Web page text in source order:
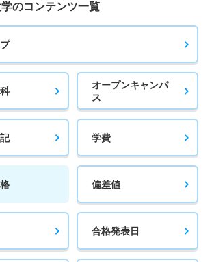
のコンテンツ一覧
オープンキャンパ
ス
学費
偏差値
合格発表日